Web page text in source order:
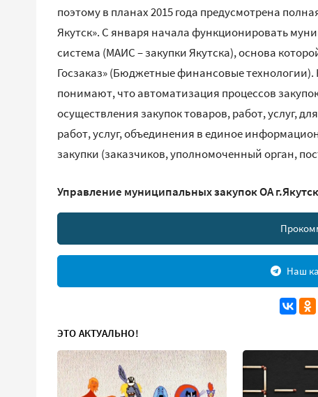
поэтому в планах 2015 года предусмотрена
Якутск». С января начала функционировать
система (МАИС – закупки Якутска), основа
Госзаказ» (Бюджетные финансовые технологии).
понимают, что автоматизация процессов
осуществления закупок товаров, работ, услуг,
работ, услуг, объединения в единое
закупки (заказчиков, уполномоченный орган,
Управление муниципальных закупок ОА
Наш
ЭТО АКТУАЛЬНО!